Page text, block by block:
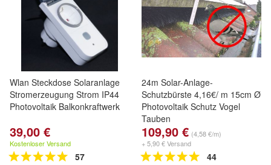
Wlan Steckdose Solaranlage
Stromerzeugung Strom IP44
Photovoltaik Balkonkraftwerk
39,00 €
Kostenloser Versand
57
24m Solar-Anlage-
Schutzbürste 4,16€/ m 15cm Ø
Photovoltaik Schutz Vogel
Tauben
109,90 € (4,58 €/m)
+ 5,90 € Versand
44